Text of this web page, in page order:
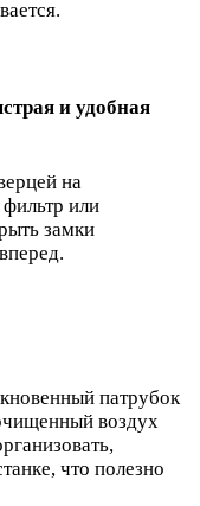
и удобная
на
или
замки
патрубок
воздух
что полезно